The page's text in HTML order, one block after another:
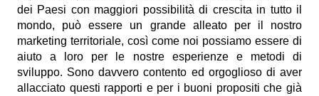
dei Paesi con maggiori possibilità di crescita in tutto il
mondo, può essere un grande alleato per il nostro
marketing territoriale, così come noi possiamo essere di
aiuto a loro per le nostre esperienze e metodi di
sviluppo. Sono davvero contento ed orgoglioso di aver
allacciato questi rapporti e per i buoni propositi che già